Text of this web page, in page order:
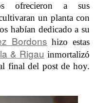
ofrecieron a sus
un planta con
habían dedicado a su
Bordons hizo estas
& Rigau inmortalizó
final del post de hoy.